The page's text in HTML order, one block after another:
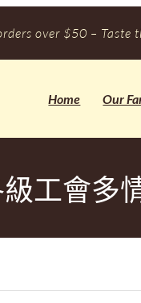
over $50 – Taste
Home Our
工會多